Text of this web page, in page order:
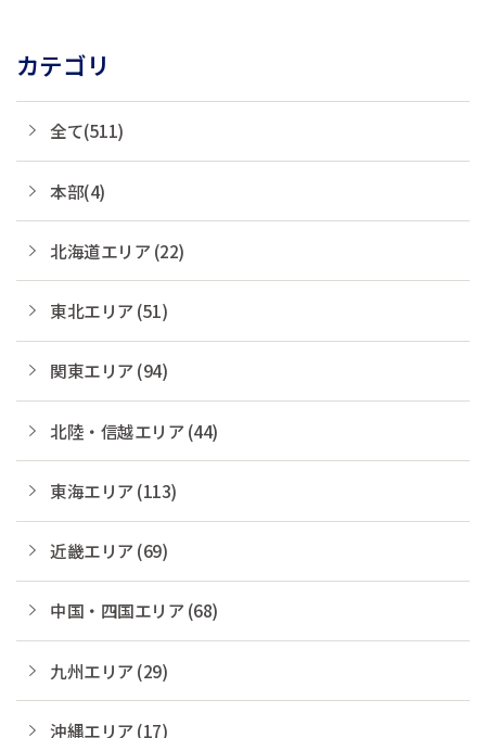
カテゴリ
全て(511)
本部(4)
北海道エリア (22)
東北エリア (51)
関東エリア (94)
北陸・信越エリア (44)
東海エリア (113)
近畿エリア (69)
中国・四国エリア (68)
九州エリア (29)
沖縄エリア (17)